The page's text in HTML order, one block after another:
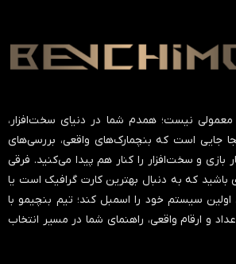
نیست؛ همدم شما در دنیای سخت‌افزار،
جایی است که بنچمارک‌های واقعی، بررسی‌های
بازی و سخت‌افزار را کنار هم پیدا می‌کنید. فرقی
که به دنبال بهترین کارت گرافیک است یا
سیستم خود را اسمبل کند؛ تیم بنچیمو با
و ارقام واقعی، راهنمای شما در مسیر انتخاب